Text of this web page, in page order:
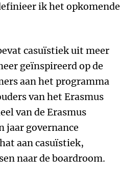
ik het opkomende
casuïstiek uit meer
geïnspireerd op de
aan het programma
van het Erasmus
van de Erasmus
jaar governance
aan casuïstiek,
naar de boardroom.